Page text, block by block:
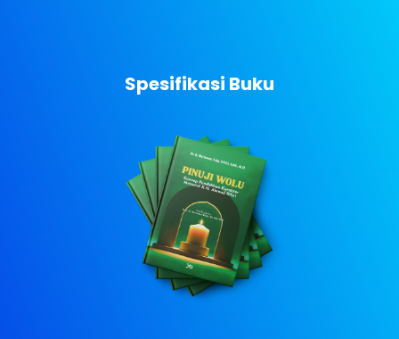
Spesifikasi Buku